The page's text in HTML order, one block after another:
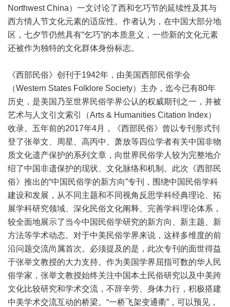
Northwest China）一文讨论了西和乞巧节的延续性及其与
西方情人节文化元素的适应性。作者认为，在中国大部分地
区，七夕节仍然具有“乞巧”的本质意义，一些新的文化元素
还被作为独特的文化群体身份标志。
《西部民俗》创刊于1942年，由美国西部民俗学会
（Western States Folklore Society）主办，迄今已有80年
历史，是美国乃至世界民俗学界公认的权威期刊之一，并被
艺术与人文引文索引（Arts & Humanities Citation Index）
收录。五年前的2017年4月，《西部民俗》曾以专刊形式刊
登了张举文、周星、高丙中、萧放等四位学者有关中国非物
质文化遗产保护的系列文章，向世界民俗学人较为完整地介
绍了中国非遗保护的现状、文化脉络和机制。此次《西部民
俗》推出的“中国民俗学的新方向”专刊，围绕中国民俗学科
建设和发展，从不同主题和不同视角反思学科经典理论、拓
展学科研究领域、深化民俗文化阐释、完善学科理论体系，
较全面地展示了当今中国民俗学研究的新方向、新主题、新
方法等学术动态。对于中美民俗学界来说，这样多维度的前
沿问题交流尚属首次。必须提及的是，此次专刊的面世得益
于张举文教授的大力支持。作为美国学界屈指可数的华人民
俗学家，张举文教授始终关注中国本土民俗研究以及中美跨
文化比较研究和学术交流，不辞辛劳、身体力行，积极搭建
中美学术交流互动的桥梁。“一桥飞架变通衢”，可以预见，